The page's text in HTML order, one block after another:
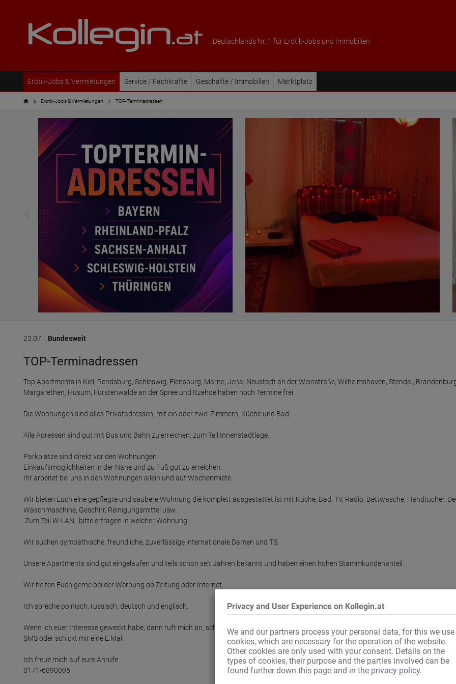
Privacy and User Experience on Kollegin.at
We and our partners process your personal data, for this we use
cookies, which are necessary for the operation of the website.
Other cookies are only used with your consent. Details on the
types of cookies, their purpose and the parties involved can be
found further down this page and in the privacy policy.
Deutschlands Nr. 1 für Erotik-Jobs und Immobilien
Erotik-Jobs & Vermietungen Service / Fachkräfte Geschäfte / Immobilien Marktplatz
Erotik-Jobs & Vermietungen TOP-Terminadressen
23.07. Bundesweit
TOP-Terminadressen
Top Apartments in Kiel, Rendsburg, Schleswig, Flensburg, Marne, Jena, Neustadt an der Weinstraße, Wilhelmshaven, Stendal,
Margarethen, Husum, Fürstenwalde an der Spree und Itzehoe haben noch Termine frei.
Die Wohnungen sind alles Privatadressen, mit ein oder zwei Zimmern, Küche und Bad.
Alle Adressen sind gut mit Bus und Bahn zu erreichen, zum Teil Innenstadtlage.
Parkplätze sind direkt vor den Wohnungen.
Einkaufsmöglichkeiten in der Nähe und zu Fuß gut zu erreichen.
Ihr arbeitet bei uns in den Wohnungen allein und auf Wochenmiete.
Wir bieten Euch eine gepflegte und saubere Wohnung die komplett ausgestattet ist mit Küche, Bad, TV, Radio, Bettwäsche, Handtücher,
Waschmaschine, Geschirr, Reinigungsmittel usw.
Wir suchen sympathische, freundliche, zuverlässige internationale Damen und TS,
Unsere Apartments sind gut eingelaufen und teils schon seit Jahren bekannt und haben einen hohen Stammkundenanteil.
Wir helfen Euch gerne bei der Werbung ob Zeitung oder Internet.
Ich spreche polnisch, russisch, deutsch und englisch.
Wenn ich euer Interesse geweckt habe, dann ruft mich an, schreibt mir eine
SMS oder schickt mir eine E.Mail
Ich freue mich auf eure Anrufe
0171-6890096